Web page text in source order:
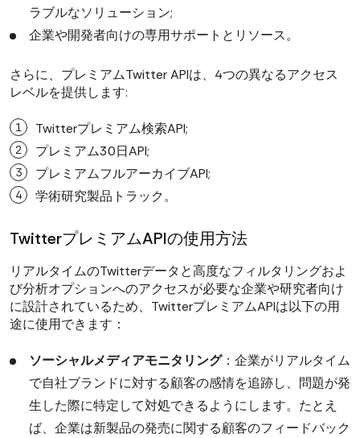
ラブルなソリューション;
企業や開発者向けの専用サポートとリソース。
さらに、プレミアムTwitter APIは、4つの異なるアクセス
レベルを提供します:
Twitterプレミアム検索API;
プレミアム30日API;
プレミアムフルアーカイブAPI;
学術研究製品トラック。
TwitterプレミアムAPIの使用方法
リアルタイムのTwitterデータと高度なフィルタリングおよ
び分析オプションへのアクセスが必要な企業や研究者向け
に設計されているため、TwitterプレミアムAPIは以下の用
途に使用できます：
ソーシャルメディアモニタリング：企業がリアルタイム
で自社ブランドに対する顧客の感情を追跡し、問題が発
生した際に特定して対処できるようにします。たとえ
ば、企業は新製品の発売に関する顧客のフィードバック